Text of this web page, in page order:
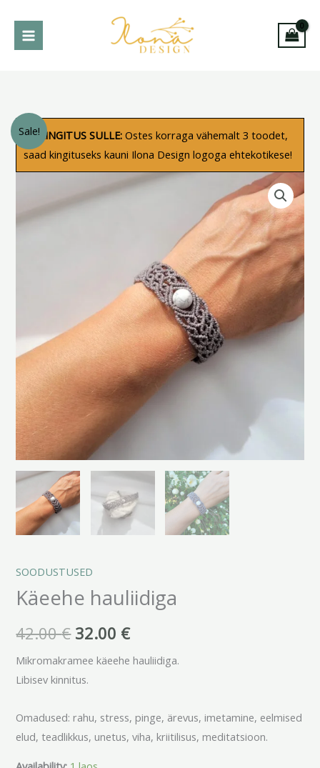
content
KINGITUS SULLE: Ostes korraga vähemalt 3 toodet,
saad kingituseks kauni Ilona Design logoga ehtekotikese!
Sale!
SOODUSTUSED
Käeehe hauliidiga
42.00€
Algne
hind
oli:
32.00 €
Praegune
hind
on:
Mikromakramee käeehe hauliidiga.
Libisev kinnitus.
Omadused: rahu, stress, pinge, ärevus, imetamine, eelmised
elud, teadlikkus, unetus, viha, kriitilisus, meditatsioon.
Käeehe
hauliidiga